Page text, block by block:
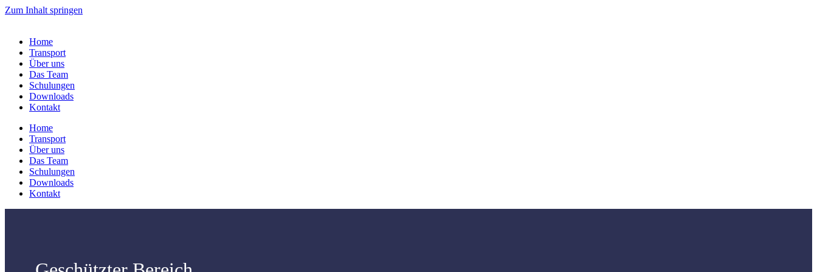
Zum Inhalt springen
Home
Transport
Über uns
Das Team
Schulungen
Downloads
Kontakt
Home
Transport
Über uns
Das Team
Schulungen
Downloads
Kontakt